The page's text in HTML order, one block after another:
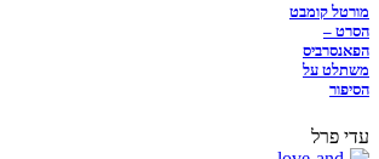
מורטל קומבט
הסרט –
הפאנסרביס
משתלט על
הסיפור
עדי פרל